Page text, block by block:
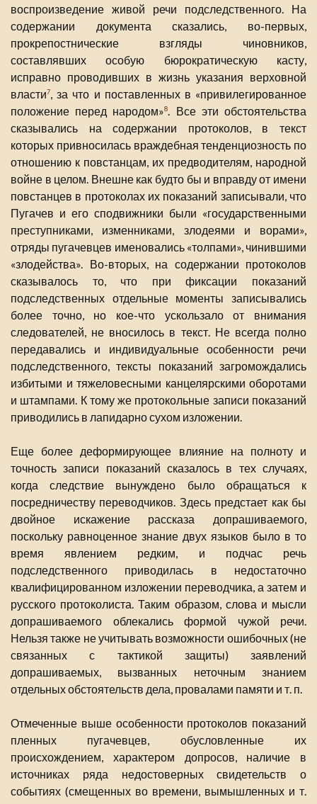
воспроизведение живой речи подследственного. На
содержании документа сказались, во-первых,
прокрепостнические взгляды чиновников,
составлявших особую бюрократическую касту,
исправно проводивших в жизнь указания верховной
власти7, за что и поставленных в «привилегированное
положение перед народом»8. Все эти обстоятельства
сказывались на содержании протоколов, в текст
которых привносилась враждебная тенденциозность по
отношению к повстанцам, их предводителям, народной
войне в целом. Внешне как будто бы и вправду от имени
повстанцев в протоколах их показаний записывали, что
Пугачев и его сподвижники были «государственными
преступниками, изменниками, злодеями и ворами»,
отряды пугачевцев именовались «толпами», чинившими
«злодейства». Во-вторых, на содержании протоколов
сказывалось то, что при фиксации показаний
подследственных отдельные моменты записывались
более точно, но кое-что ускользало от внимания
следователей, не вносилось в текст. Не всегда полно
передавались и индивидуальные особенности речи
подследственного, тексты показаний загромождались
избитыми и тяжеловесными канцелярскими оборотами
и штампами. К тому же протокольные записи показаний
приводились в лапидарно сухом изложении.
Еще более деформирующее влияние на полноту и
точность записи показаний сказалось в тех случаях,
когда следствие вынуждено было обращаться к
посредничеству переводчиков. Здесь предстает как бы
двойное искажение рассказа допрашиваемого,
поскольку равноценное знание двух языков было в то
время явлением редким, и подчас речь
подследственного приводилась в недостаточно
квалифицированном изложении переводчика, а затем и
русского протоколиста. Таким образом, слова и мысли
допрашиваемого облекались формой чужой речи.
Нельзя также не учитывать возможности ошибочных (не
связанных с тактикой защиты) заявлений
допрашиваемых, вызванных неточным знанием
отдельных обстоятельств дела, провалами памяти и т. п.
Отмеченные выше особенности протоколов показаний
пленных пугачевцев, обусловленные их
происхождением, характером допросов, наличие в
источниках ряда недостоверных свидетельств о
событиях (смещенных во времени, вымышленных и т.